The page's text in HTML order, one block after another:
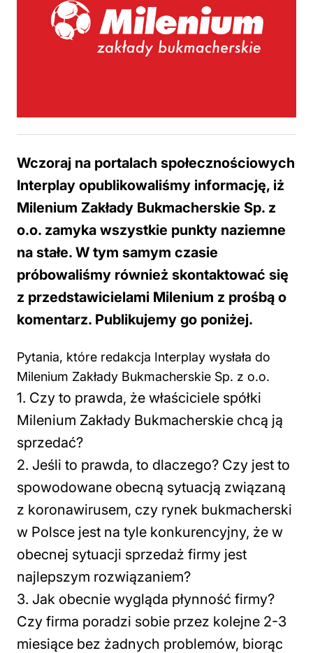
Wczoraj na portalach społecznościowych
Interplay opublikowaliśmy informację, iż
Milenium Zakłady Bukmacherskie Sp. z
o.o. zamyka wszystkie punkty naziemne
na stałe. W tym samym czasie
próbowaliśmy również skontaktować się
z przedstawicielami Milenium z prośbą o
komentarz. Publikujemy go poniżej.
Pytania, które redakcja Interplay wysłała do
Milenium Zakłady Bukmacherskie Sp. z o.o.
1. Czy to prawda, że właściciele spółki
Milenium Zakłady Bukmacherskie chcą ją
sprzedać?
2. Jeśli to prawda, to dlaczego? Czy jest to
spowodowane obecną sytuacją związaną
z koronawirusem, czy rynek bukmacherski
w Polsce jest na tyle konkurencyjny, że w
obecnej sytuacji sprzedaż firmy jest
najlepszym rozwiązaniem?
3. Jak obecnie wygląda płynność firmy?
Czy firma poradzi sobie przez kolejne 2-3
miesiące bez żadnych problemów, biorąc